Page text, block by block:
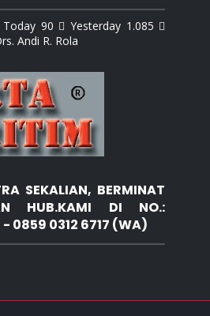
90  Yesterday 1.085 
Andi R. Rola
SEKALIAN, BERMINAT
HUB.KAMI DI NO.:
0859 0312 6717 (WA)